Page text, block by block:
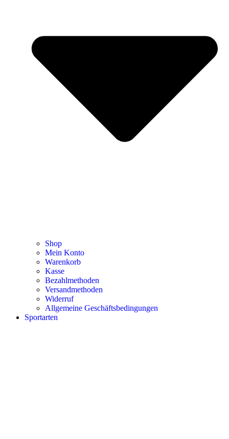
Shop
Mein Konto
Warenkorb
Kasse
Bezahlmethoden
Versandmethoden
Widerruf
Allgemeine Geschäftsbedingungen
Sportarten